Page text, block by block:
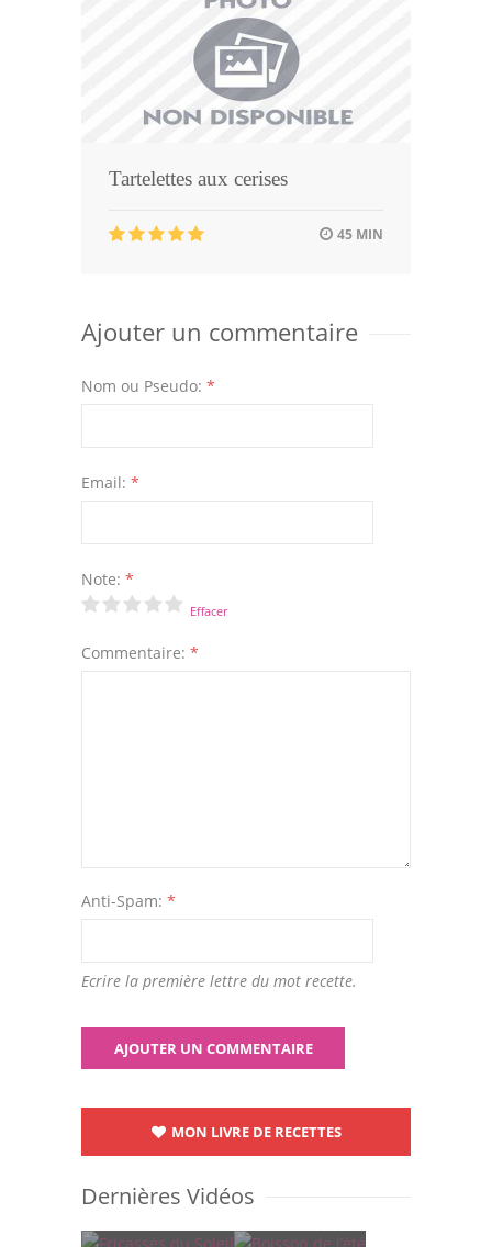
Tartelettes aux cerises
45 MIN
Ajouter un commentaire
Nom ou Pseudo: *
Email: *
Note: *
Effacer
Commentaire: *
Anti-Spam: *
Ecrire la première lettre du mot recette.
MON LIVRE DE RECETTES
Dernières Vidéos